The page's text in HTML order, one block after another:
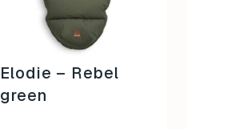
Elodie – Rebel
green